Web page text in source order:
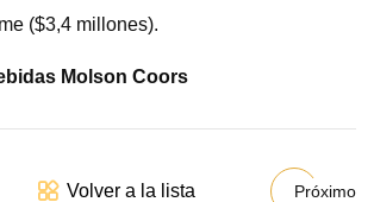
($3,4 millones).
Molson Coors
Volver a la lista Próximo